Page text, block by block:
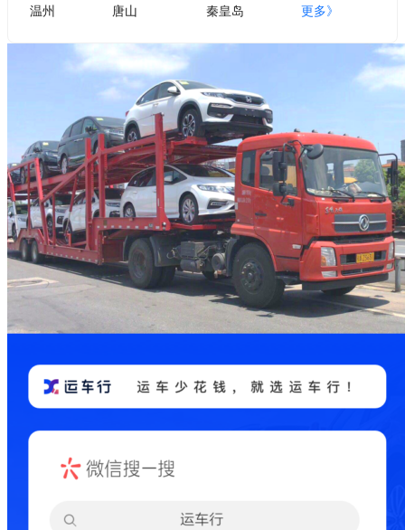
温州
唐山 秦皇岛 更多》